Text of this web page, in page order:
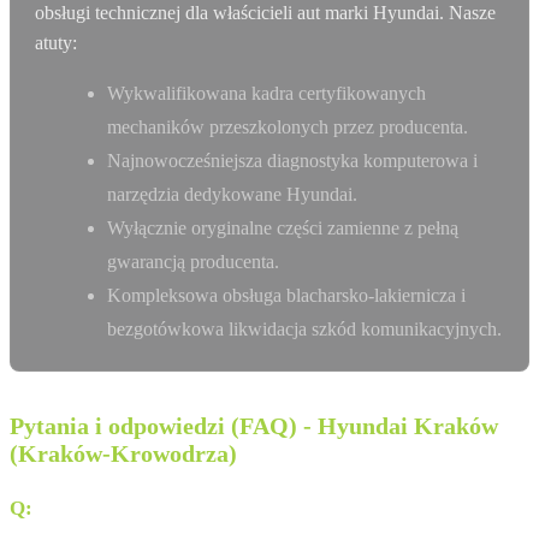
obsługi technicznej dla właścicieli aut marki Hyundai. Nasze
atuty:
Wykwalifikowana kadra certyfikowanych
mechaników przeszkolonych przez producenta.
Najnowocześniejsza diagnostyka komputerowa i
narzędzia dedykowane Hyundai.
Wyłącznie oryginalne części zamienne z pełną
gwarancją producenta.
Kompleksowa obsługa blacharsko-lakiernicza i
bezgotówkowa likwidacja szkód komunikacyjnych.
Pytania i odpowiedzi (FAQ) - Hyundai Kraków
(Kraków-Krowodrza)
Q: